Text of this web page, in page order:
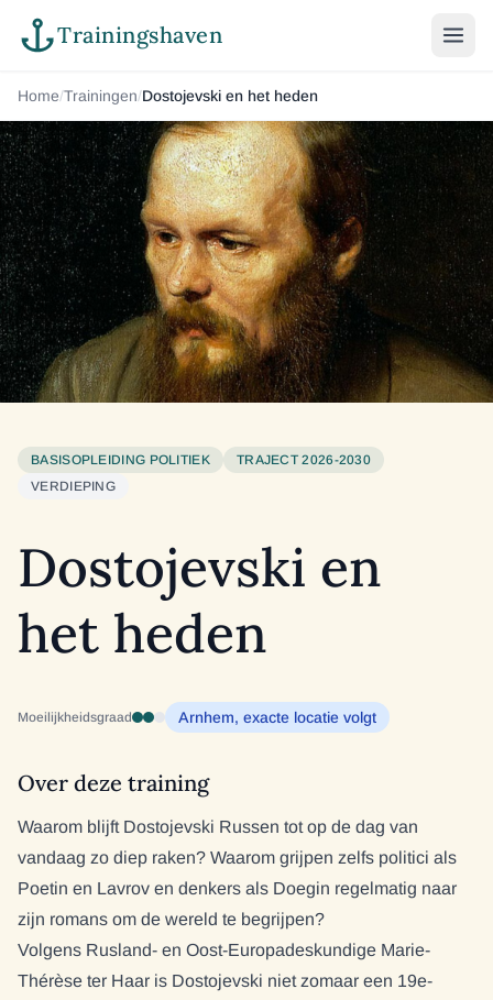
Trainingshaven
Home/Trainingen/Dostojevski en het heden
BASISOPLEIDING POLITIEK
TRAJECT 2026-2030
VERDIEPING
Dostojevski en
het heden
Moeilijkheidsgraad Arnhem, exacte locatie volgt
Over deze training
Waarom blijft Dostojevski Russen tot op de dag van
vandaag zo diep raken? Waarom grijpen zelfs politici als
Poetin en Lavrov en denkers als Doegin regelmatig naar
zijn romans om de wereld te begrijpen?
Volgens Rusland- en Oost-Europadeskundige Marie-
Thérèse ter Haar is Dostojevski niet zomaar een 19e-